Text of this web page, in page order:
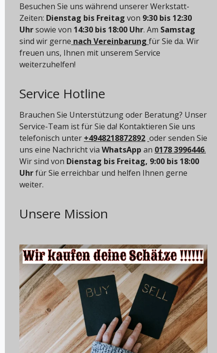
Besuchen Sie uns während unserer Werkstatt-
Zeiten: Dienstag bis Freitag von 9:30 bis 12:30
Uhrsowie von 14:30 bis 18:00 Uhr. Am Samstag
sind wir gerne nach Vereinbarung für Sie da. Wir
freuen uns, Ihnen mit unserem Service
weiterzuhelfen!
Service Hotline
Brauchen Sie Unterstützung oder Beratung? Unser
Service-Team ist für Sie da! Kontaktieren Sie uns
telefonisch unter +4948218872892 oder senden Sie
uns eine Nachricht via WhatsApp an 0178 3996446.
Wir sind von Dienstag bis Freitag, 9:00 bis 18:00
Uhrfür Sie erreichbar und helfen Ihnen gerne
weiter.
Unsere Mission